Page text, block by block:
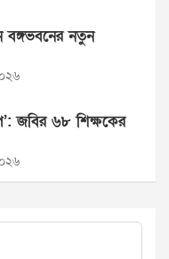
বঙ্গভবনের নতুন
জবির ৬৮ শিক্ষকের